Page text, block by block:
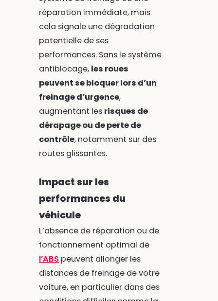
réparation immédiate, mais
cela signale une dégradation
potentielle de ses
performances. Sans le système
antiblocage, les roues
peuvent se bloquer lors d’un
freinage d’urgence,
augmentant les risques de
dérapage ou de perte de
contrôle, notamment sur des
routes glissantes.
Impact sur les
performances du
véhicule
L’absence de réparation ou de
fonctionnement optimal de
l’ABSpeuvent allonger les
distances de freinage de votre
voiture, en particulier dans des